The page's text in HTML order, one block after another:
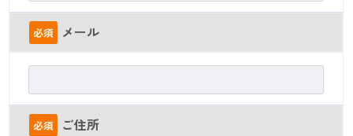
必須 メール
必須 ご住所